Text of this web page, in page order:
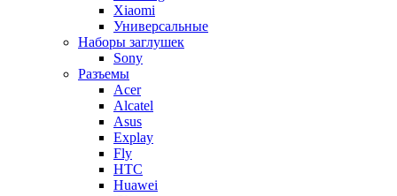
Xiaomi
Универсальные
Наборы заглушек
Sony
Разъемы
Acer
Alcatel
Asus
Explay
Fly
HTC
Huawei